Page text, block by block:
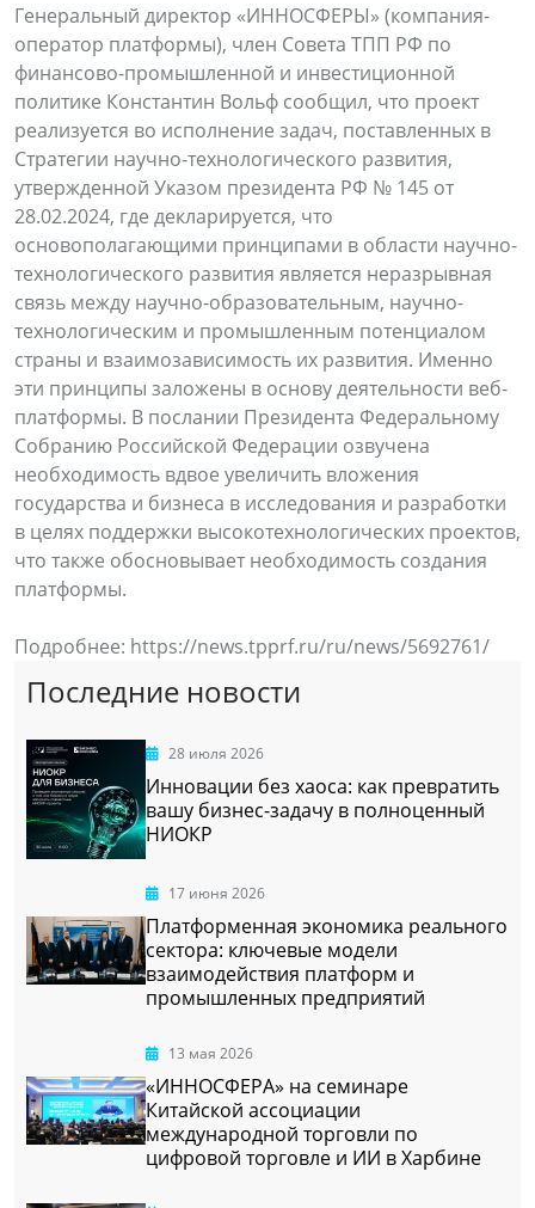
Генеральный директор «ИННОСФЕРЫ» (компания-
оператор платформы), член Совета ТПП РФ по
финансово-промышленной и инвестиционной
политике Константин Вольф сообщил, что проект
реализуется во исполнение задач, поставленных в
Стратегии научно-технологического развития,
утвержденной Указом президента РФ № 145 от
28.02.2024, где декларируется, что
основополагающими принципами в области научно-
технологического развития является неразрывная
связь между научно-образовательным, научно-
технологическим и промышленным потенциалом
страны и взаимозависимость их развития. Именно
эти принципы заложены в основу деятельности веб-
платформы. В послании Президента Федеральному
Собранию Российской Федерации озвучена
необходимость вдвое увеличить вложения
государства и бизнеса в исследования и разработки
в целях поддержки высокотехнологических проектов,
что также обосновывает необходимость создания
платформы.
Подробнее: https://news.tpprf.ru/ru/news/5692761/
Последние новости
28 июля 2026
Инновации без хаоса: как превратить
вашу бизнес-задачу в полноценный
НИОКР
17 июня 2026
Платформенная экономика реального
сектора: ключевые модели
взаимодействия платформ и
промышленных предприятий
13 мая 2026
«ИННОСФЕРА» на семинаре
Китайской ассоциации
международной торговли по
цифровой торговле и ИИ в Харбине